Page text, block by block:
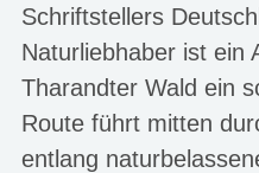
Schriftstellers
Naturliebhaber ist ein
Tharandter Wald ein
Route führt mitten
entlang